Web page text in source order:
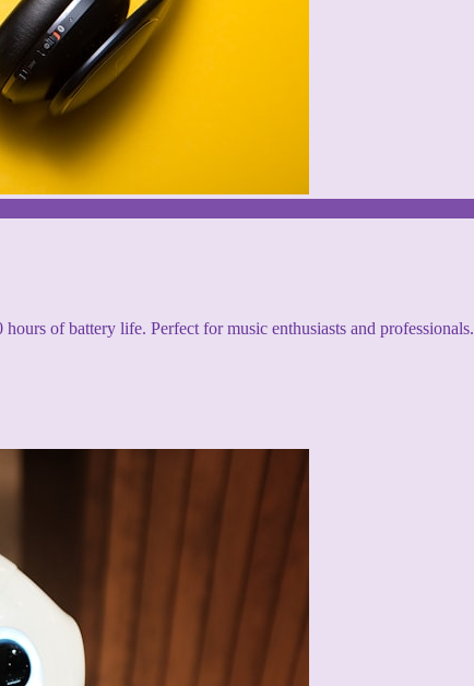
of battery life. Perfect for music enthusiasts and professionals.